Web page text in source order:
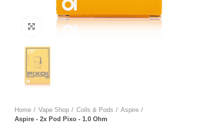
Zum Vergrössern anklicken
Home Vape Shop Coils & Pods
Aspire
Aspire - 2x Pod Pixo - 1.0 Ohm